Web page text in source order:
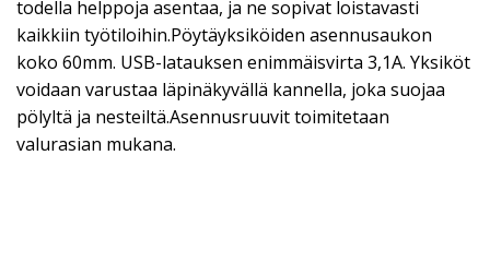
todella helppoja asentaa, ja ne sopivat loistavasti
kaikkiin työtiloihin.Pöytäyksiköiden asennusaukon
koko 60mm. USB-latauksen enimmäisvirta 3,1A. Yksiköt
voidaan varustaa läpinäkyvällä kannella, joka suojaa
pölyltä ja nesteiltä.Asennusruuvit toimitetaan
valurasian mukana.